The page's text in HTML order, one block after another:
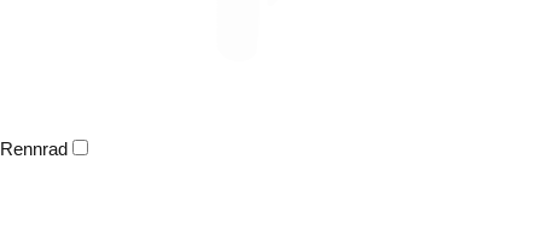
Rennrad